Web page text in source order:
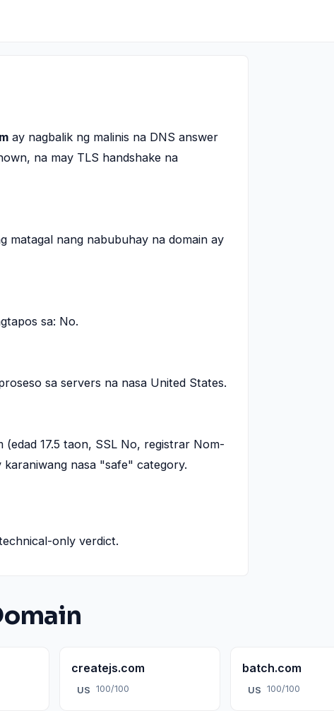
ay nagbalik ng malinis na DNS answer
na may TLS handshake na
matagal nang nabubuhay na domain ay
sa: No.
sa servers na nasa United States.
17.5 taon, SSL No, registrar Nom-
karaniwang nasa "safe" category.
only verdict.
createjs.com
US 100/100
batch.com
US 100/100